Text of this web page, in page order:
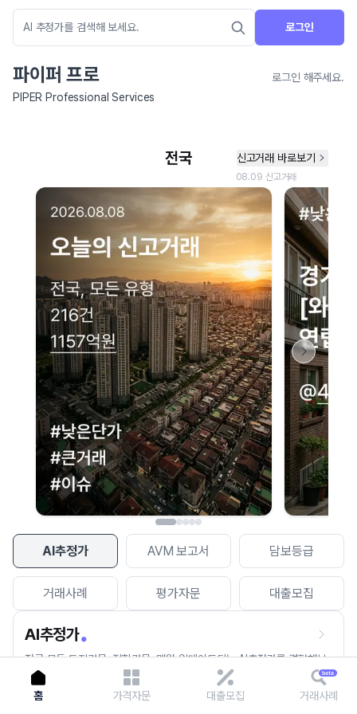
로그인
파이퍼 프로
로그인 해주세요.
PIPER Professional Services
AI추정가 AVM 보고서 담보등급
거래사례 평가자문 대출모집
AI추정가
전국 모든 토지건물, 집합건물, 매월 업데이트되는 AI추정가를 경험해보
세요.
네이버 지도 연결 안내
현재 네이버 지도 연결이 원활하지 않아 지도를 불러올 수 없습니다.
이용에 불편을 드려 죄송합니다.
다시 시도
홈 가격자문 대출모집 거래사례